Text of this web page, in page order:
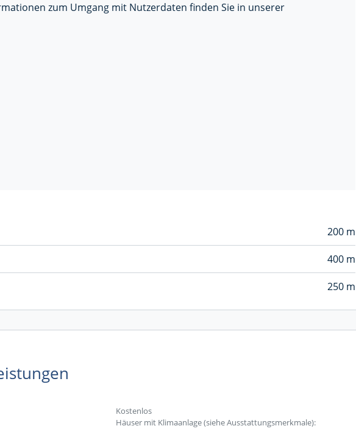
zum Umgang mit Nutzerdaten finden Sie in unserer
200 m
400 m
250 m
Kostenlos
Häuser mit Klimaanlage (siehe Ausstattungsmerkmale):